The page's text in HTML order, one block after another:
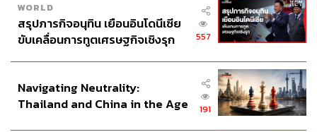
WORLD
สรุปภารกิจอนุทิน เยือนอินโดนีเซีย
ขับเคลื่อนการทูตเศรษฐกิจเชิงรุก
557
Navigating Neutrality:
Thailand and China in the Age
191